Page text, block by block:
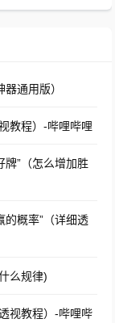
通用版）
教程）-哔哩哔哩
牌”（怎么增加胜
的概率”（详细透
么规律)
视教程）-哔哩哔